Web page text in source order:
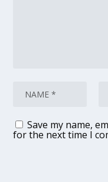
Save my name,
for the next time I